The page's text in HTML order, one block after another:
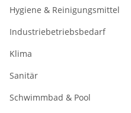
Hygiene & Reinigungsmittel
Industriebetriebsbedarf
Klima
Sanitär
Schwimmbad & Pool